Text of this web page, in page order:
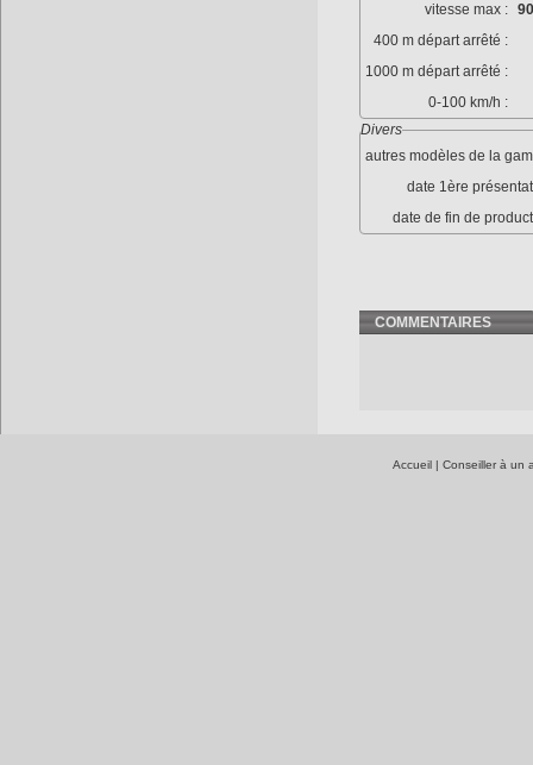
vitesse max :
400 m départ arrêté :
1000 m départ arrêté :
0-100 km/h :
Divers
autres modèles de la
date 1ère
date de fin de
COMMENTAIRES
Accueil | Conseiller à un